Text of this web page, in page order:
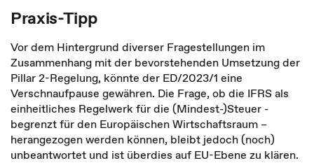
Praxis-Tipp
Vor dem Hintergrund diverser Fragestellungen im
Zusammenhang mit der bevorstehenden Umsetzung der
Pillar 2-Regelung, könnte der ED/2023/1 eine
Verschnaufpause gewähren. Die Frage, ob die IFRS als
einheitliches Regelwerk für die (Mindest-)Steuer -
begrenzt für den Europäischen Wirtschaftsraum –
herangezogen werden können, bleibt jedoch (noch)
unbeantwortet und ist überdies auf EU-Ebene zu klären.